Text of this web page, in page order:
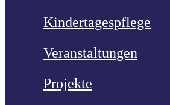
Kindertagespflege
Veranstaltungen
Projekte